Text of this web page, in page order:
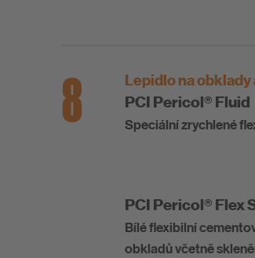
8 Lepidlo na obklady
PCI Pericol® Fluid
Speciální zrychlené
PCI Pericol® Flex
Bílé flexibilní
obkladů včetně